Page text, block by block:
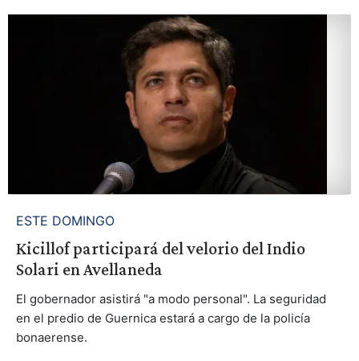
ESTE DOMINGO
Kicillof participará del velorio del Indio
Solari en Avellaneda
El gobernador asistirá "a modo personal". La seguridad
en el predio de Guernica estará a cargo de la policía
bonaerense.